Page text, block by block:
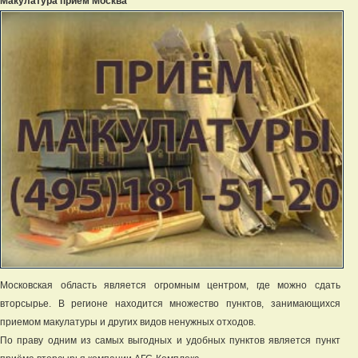
Московская область является огромным центром, где можно сдать
вторсырье. В регионе находится множество пунктов, занимающихся
приемом макулатуры и других видов ненужных отходов.
По праву одним из самых выгодных и удобных пунктов является пункт